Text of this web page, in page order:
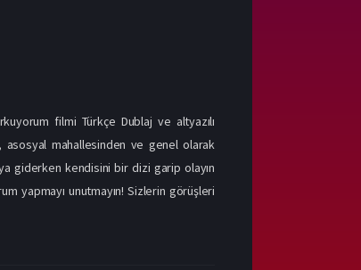
filmi Türkçe Dublaj ve altyazılı
asosyal mahallesinden ve genel olarak
giderken kendisini bir dizi garip olayın
yapmayı unutmayın! Sizlerin görüşleri